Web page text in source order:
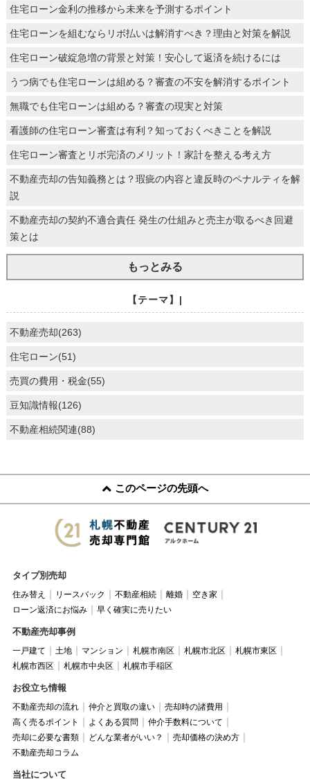
住宅ローン金利の推移から未来を予測するポイント
住宅ローンを組むならリボ払いは解消すべき？理由と対策を解説
住宅ローン破綻急増の背景と対策！安心して返済を続けるには
うつ病でも住宅ローンは組める？審査の不安を解消するポイント
無職でも住宅ローンは組める？審査の現実と対策
看護師の住宅ローン審査は有利？知っておくべきことを解説
住宅ローン審査とリボ完済のメリット！家計を整える考え方
不動産売却の告知義務とは？瑕疵の内容と違反時のペナルティを解
説
不動産売却の契約不適合責任 発生の仕組みと売主が取るべき回避
策とは
もっとみる
【テーマ】|
不動産売却(263)
住宅ローン(51)
売買の費用・税金(55)
豆知識情報(126)
不動産相続関連(88)
このページの先頭へ
タイプ別売却
住み替え リースバック 不動産相続 離婚
空き家
ローン返済にお悩み
早く確実に売りたい
不動産売却事例
一戸建て 土地 マンション 札幌市南区 札幌市北区
札幌市東区
札幌市西区
札幌市中央区 札幌市手稲区
お役立ち情報
不動産売却の流れ 仲介と買取の違い
売却時の諸費用
高く売るポイント
よくある質問
仲介手数料について
売却に必要な書類
どんな業者がいい？
売却価格の決め方
不動産売却コラム
当社について